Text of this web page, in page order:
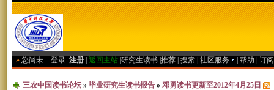
» 您尚未 登录 注册 返回主站 研究生读书 推荐 搜索 社区服务 帮助 订
三农中国读书论坛 » 毕业研究生读书报告 » 邓勇读书更新至2012年4月25日